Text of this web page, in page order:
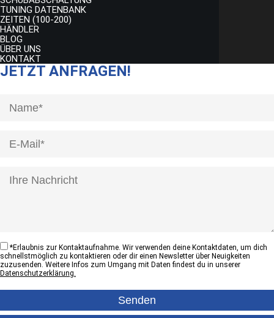
TUNING DATENBANK
ZEITEN (100-200)
HÄNDLER
BLOG
ÜBER UNS
KONTAKT
JETZT ANFRAGEN!
*Erlaubnis zur Kontaktaufnahme. Wir verwenden deine Kontaktdaten, um dich
schnellstmöglich zu kontaktieren oder dir einen Newsletter über Neuigkeiten
zuzusenden. Weitere Infos zum Umgang mit Daten findest du in unserer
Datenschutzerklärung.